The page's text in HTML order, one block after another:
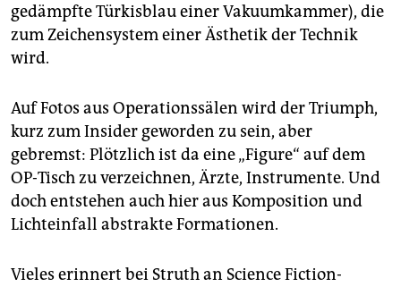
gedämpfte Türkisblau einer Vakuumkammer), die
zum Zeichensystem einer Ästhetik der Technik
wird.
Auf Fotos aus Operationssälen wird der Triumph,
kurz zum Insider geworden zu sein, aber
gebremst: Plötzlich ist da eine „Figure“ auf dem
OP-Tisch zu verzeichnen, Ärzte, Instrumente. Und
doch entstehen auch hier aus Komposition und
Lichteinfall abstrakte Formationen.
Vieles erinnert bei Struth an Science Fiction-